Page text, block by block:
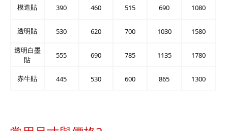
模造貼
透明貼
透明白墨
貼
赤牛貼
390
530
555
445
460
620
690
530
515
700
785
600
690
1030
1135
865
1080
1580
1780
1300